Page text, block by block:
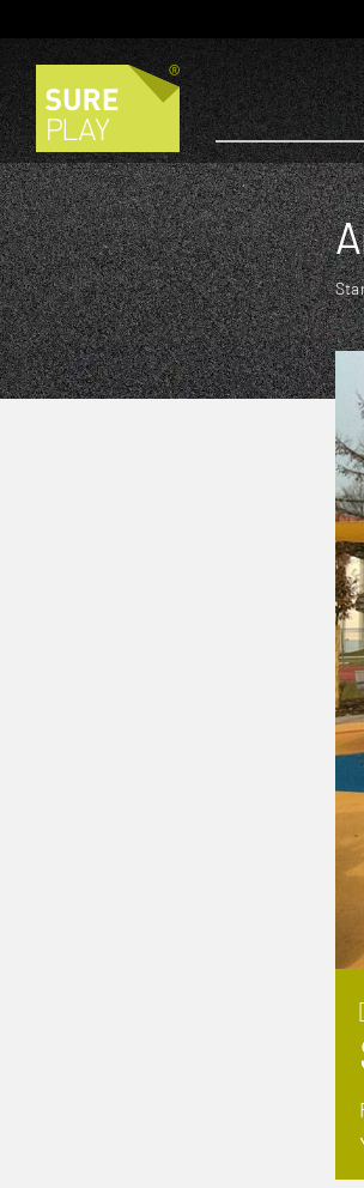
Inhalt
springen